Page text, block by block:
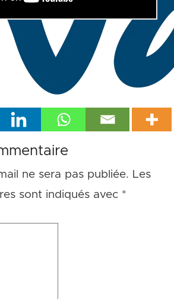
ne sera pas publiée. Les
sont indiqués avec *